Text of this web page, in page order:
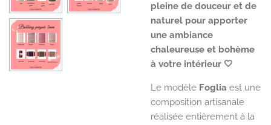
pleine de douceur et de
naturel pour apporter
une ambiance
chaleureuse et bohème
à votre intérieur 🤍
Le modèle Foglia est une
composition artisanale
réalisée entièrement à la